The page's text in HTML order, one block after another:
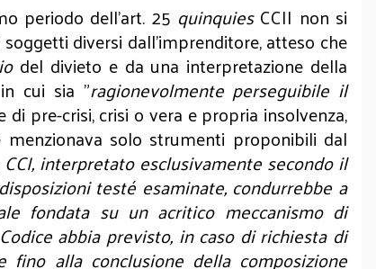
periodo dell’art. 25 quinquiesCCII non si
diversi dall’imprenditore, atteso che
del divieto e da una interpretazione della
cui sia "ragionevolmente perseguibile il
pre-crisi, crisi o vera e propria insolvenza,
menzionava solo strumenti proponibili dal
interpretato esclusivamente secondo il
testé esaminate, condurrebbe a
fondata su un acritico meccanismo di
abbia previsto, in caso di richiesta di
alla conclusione della composizione